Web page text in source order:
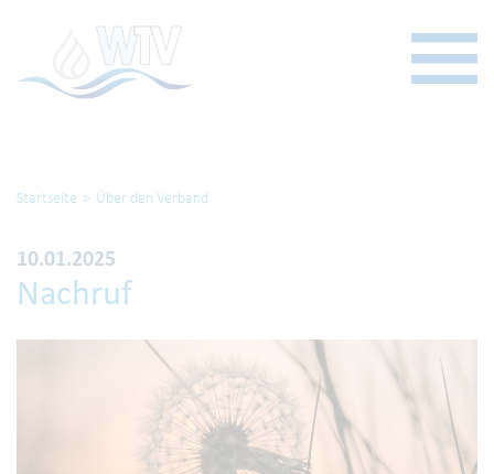
Startseite Über den Verband
10.01.2025
Nachruf